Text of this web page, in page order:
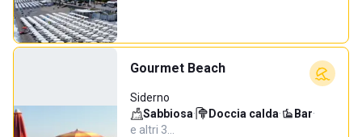
Gourmet Beach
Siderno
Sabbiosa· Doccia calda· Bar·
e altri 3…